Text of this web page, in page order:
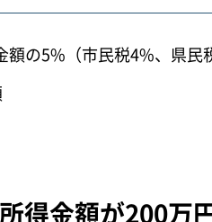
の5%（市民税4%、県民
得金額が200万